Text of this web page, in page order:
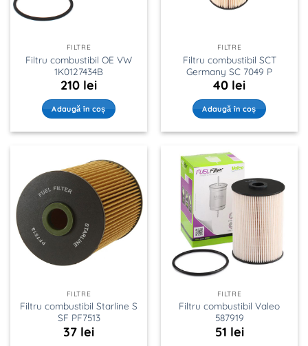
FILTRE
Filtru combustibil OE VW
1K0127434B
210 lei
Adaugă în coș
FILTRE
Filtru combustibil SCT
Germany SC 7049 P
40 lei
Adaugă în coș
FILTRE
Filtru combustibil Starline S
SF PF7513
37 lei
FILTRE
Filtru combustibil Valeo
587919
51 lei